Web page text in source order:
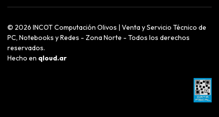
© 2026 INCOT Computación Olivos | Venta y Servicio Técnico de
PC, Notebooks y Redes - Zona Norte - Todos los derechos
reservados.
Hecho en qloud.ar